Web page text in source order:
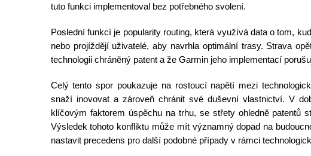
tuto funkci implementoval bez potřebného svolení.
Poslední funkcí je popularity routing, která využívá data o tom,
nebo projíždějí uživatelé, aby navrhla optimální trasy. Strava
technologii chráněný patent a že Garmin jeho implementací
Celý tento spor poukazuje na rostoucí napětí mezi
snaží inovovat a zároveň chránit své duševní vlastnictví. V
klíčovým faktorem úspěchu na trhu, se střety ohledně patentů
Výsledek tohoto konfliktu může mít významný dopad na
nastavit precedens pro další podobné případy v rámci